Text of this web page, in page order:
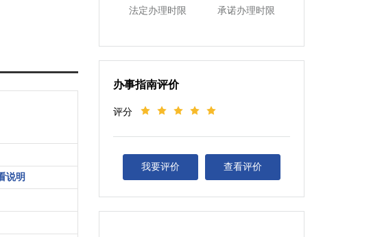
说明
法定办理时限 承诺办理时限
办事指南评价
评分
我要评价 查看评价